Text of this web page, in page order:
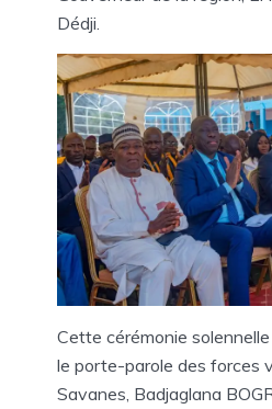
Dédji.
Cette cérémonie
le porte-parole des forces
Savanes, Badjaglana